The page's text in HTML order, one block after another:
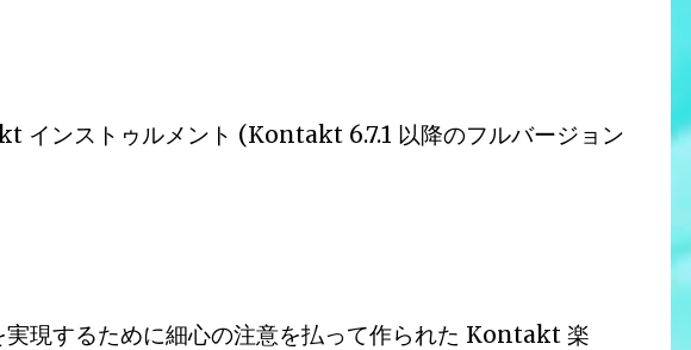
インストゥルメント (Kontakt 6.7.1 以降のフルバージョン
実現するために細心の注意を払って作られた Kontakt 楽​​